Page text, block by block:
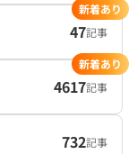
47記事
新着あり
4617記事
新着あり
732記事